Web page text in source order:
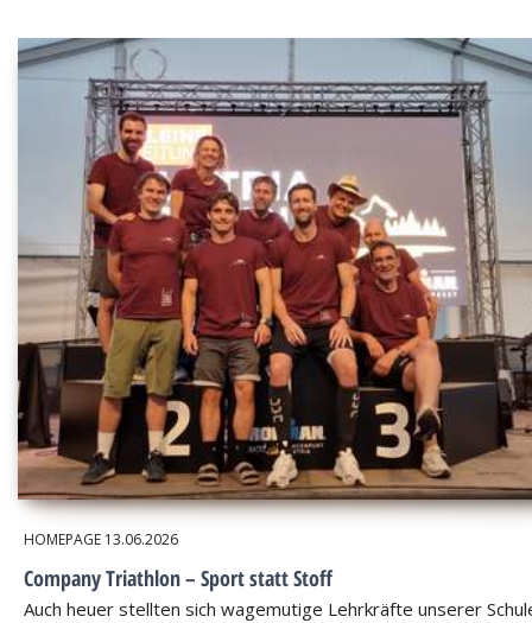
HOMEPAGE 13.06.2026
Company Triathlon – Sport statt Stoff
Auch heuer stellten sich wagemutige Lehrkräfte unserer